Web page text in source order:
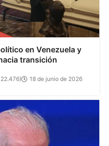
en Venezuela y
transición
18 de junio de 2026